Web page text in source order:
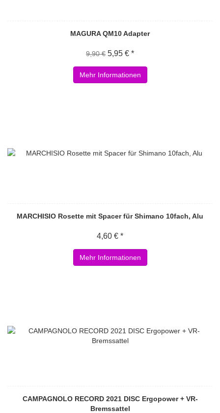
MAGURA QM10 Adapter
9,90 € 5,95 € *
Mehr Informationen
MARCHISIO Rosette mit Spacer für Shimano 10fach, Alu
4,60 € *
Mehr Informationen
CAMPAGNOLO RECORD 2021 DISC Ergopower + VR-
Bremssattel